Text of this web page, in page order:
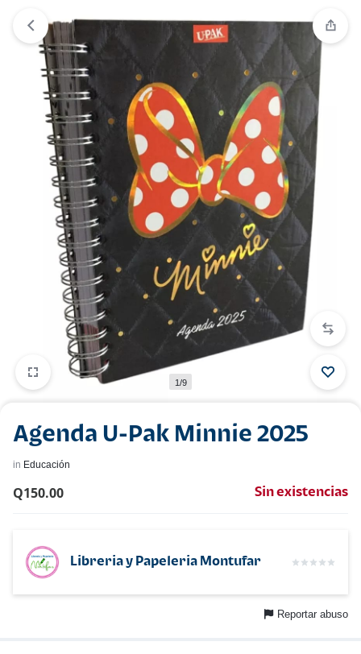
1/9
Agenda U-Pak Minnie 2025
in Educación
Q150.00 Sin existencias
Libreria y Papeleria Montufar
Reportar abuso